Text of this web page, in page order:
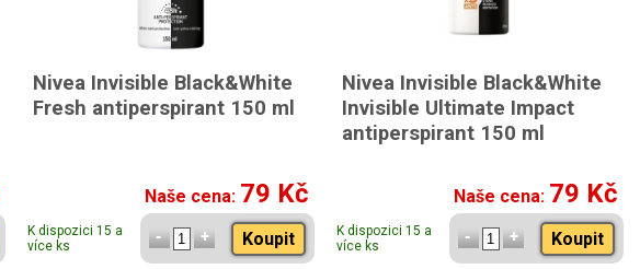
Nivea Invisible Black&White
Fresh antiperspirant 150 ml
Naše cena: 79 Kč
K dispozici 15 a
více ks
Koupit
Nivea Invisible Black&White
Invisible Ultimate Impact
antiperspirant 150 ml
Naše cena: 79 Kč
K dispozici 15 a
více ks
Koupit